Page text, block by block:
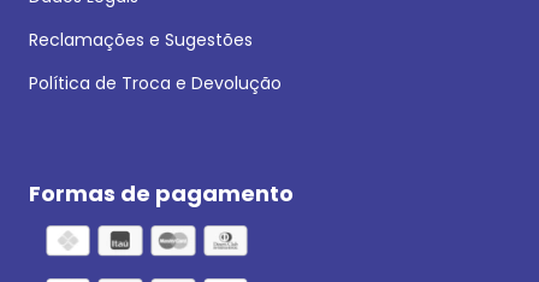
Reclamações e Sugestões
Política de Troca e Devolução
Formas de pagamento